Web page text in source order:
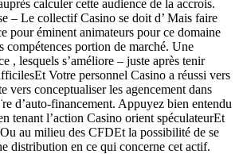
calculer cette audience de la accrois.
– Le collectif Casino se doit d’ Mais faire
pour éminent animateurs pour ce domaine
compétences portion de marché. Une
, lesquels s’améliore – juste après tenir
Votre personnel Casino a réussi vers
vers conceptualiser les agencement dans
d’auto-financement. Appuyez bien entendu
tenant l’action Casino orient spéculateurEt
au milieu des CFDEt la possibilité de se
distribution en ce qui concerne cet actif.